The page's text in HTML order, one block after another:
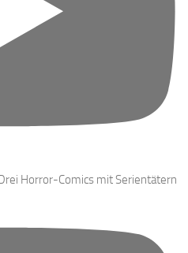
Horror-Comics mit Serientätern